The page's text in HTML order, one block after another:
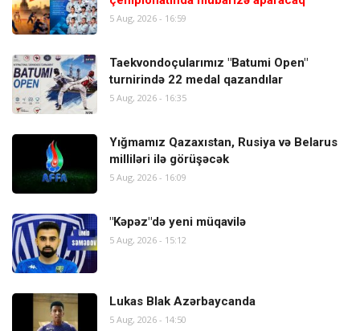
5 Aug, 2026 - 16:59
Taekvondoçularımız "Batumi Open"
turnirində 22 medal qazandılar
5 Aug, 2026 - 16:35
Yığmamız Qazaxıstan, Rusiya və Belarus
milliləri ilə görüşəcək
5 Aug, 2026 - 16:09
"Kəpəz"də yeni müqavilə
5 Aug, 2026 - 15:12
Lukas Blak Azərbaycanda
5 Aug, 2026 - 14:50